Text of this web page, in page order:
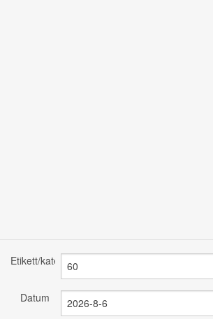
Etikett/kategori
Datum